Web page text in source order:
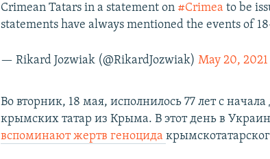
Crimean Tatars in a statement on #Crimea to be
statements have always mentioned the events of
— Rikard Jozwiak (@RikardJozwiak)May 20, 2021
Во вторник, 18 мая, исполнилось 77 лет с
крымских татар из Крыма. В этот день в
вспоминают жертв геноцида